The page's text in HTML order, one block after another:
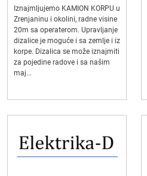
Iznajmljujemo KAMION KORPU u
Zrenjaninu i okolini, radne visine
20m sa operaterom. Upravljanje
dizalice je moguće i sa zemlje i iz
korpe. Dizalica se može iznajmiti
za pojedine radove i sa našim
maj...